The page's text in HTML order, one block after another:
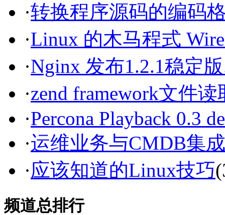
·转换程序源码的编码
·Linux 的木马程式
·Nginx 发布1.2.1稳定
·zend framework文件
·Percona Playback 0.3
·运维业务与CMDB集
·应该知道的Linux技巧
频道总排行